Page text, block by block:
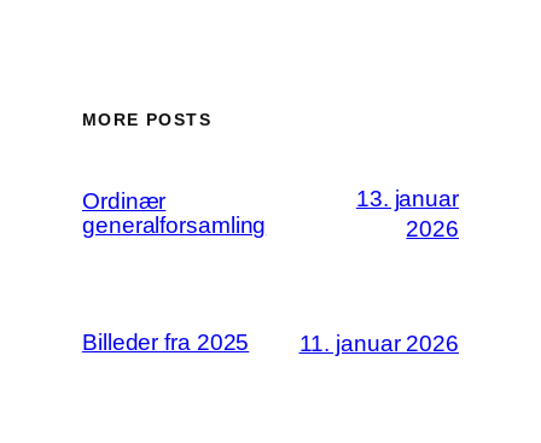
MORE POSTS
Ordinær
generalforsamling
13. januar
2026
Billeder fra 2025 11. januar 2026